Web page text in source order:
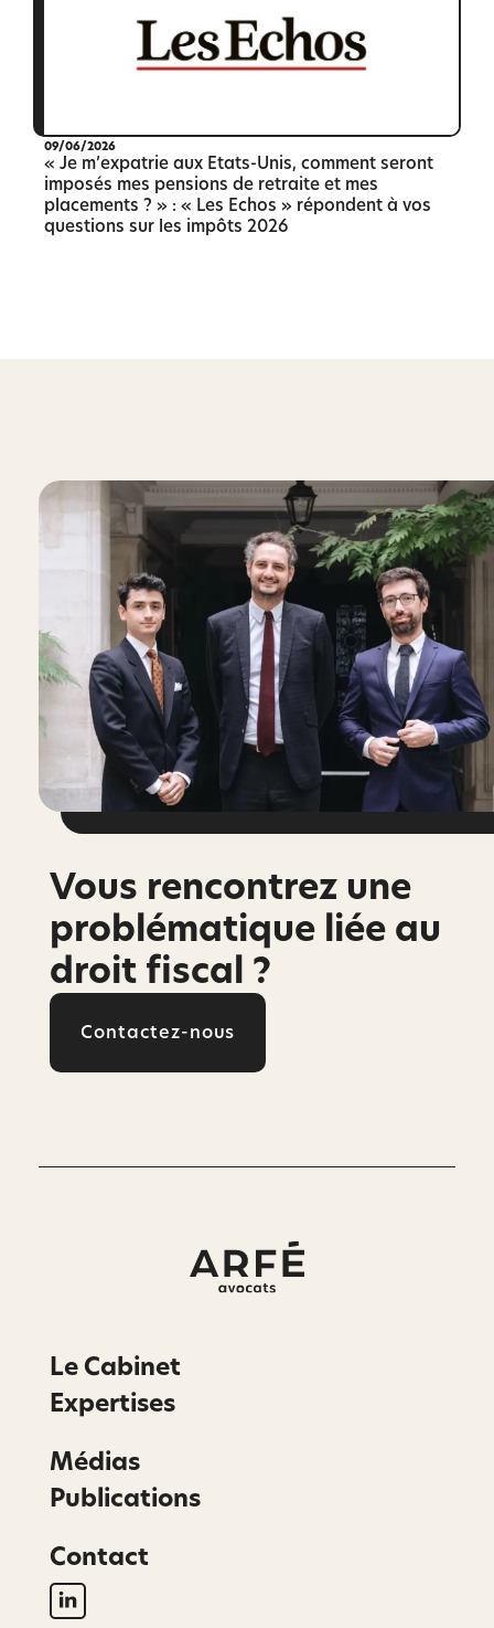
09/06/2026
« Je m’expatrie aux Etats-Unis, comment seront
imposés mes pensions de retraite et mes
placements ? » : « Les Echos » répondent à vos
questions sur les impôts 2026
Vous rencontrez une
problématique liée au
droit fiscal ?
Contactez-nous
Le Cabinet
Expertises
Médias
Publications
Contact